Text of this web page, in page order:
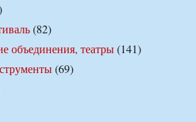
(82)
объединения, театры(141)
(69)